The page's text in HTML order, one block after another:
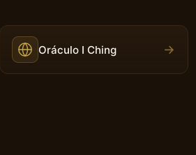
Oráculo I Ching →